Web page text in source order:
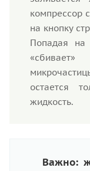
компрессор
на кнопку
Попадая
остается
жидкость.
Важно: